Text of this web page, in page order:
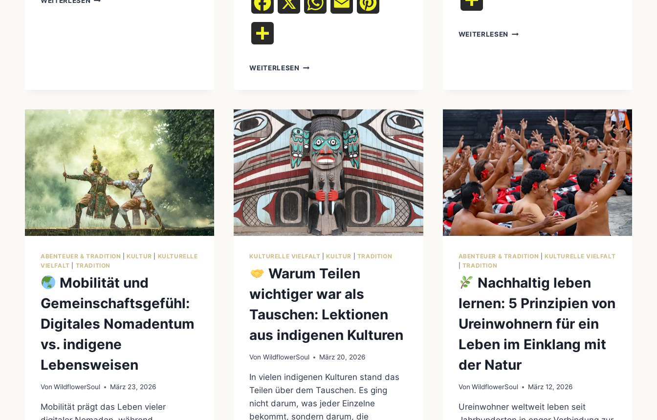
Facebook WhatsAppEmail
WEITERLESEN
INDIGENE
KULTUREN
WEITERLESEN
ABENTEUER & TRADITION |KULTUR
KULTURELLE
VIELFALT
TRADITION
Mobilität und
Gemeinschaftsgefühl:
Digitales Nomadentum
vs. indigene
Lebensweisen
Von WildflowerSoul März 23, 2026
Mobilität prägt das Leben vieler
KULTURELLE VIELFALT |KULTUR TRADITION
Warum Teilen
wichtiger war als
Tauschen: Lektionen
aus indigenen Kulturen
Von WildflowerSoul März 20, 2026
In vielen indigenen Kulturen stand das
Teilen über dem Tauschen. Es ging
nicht darum, was jeder Einzelne
bekommt, sondern darum, die
ABENTEUER & TRADITION
KULTURELLE VIELFALT
TRADITION
Nachhaltig leben
lernen: 5 Prinzipien von
Ureinwohnern für ein
Leben im Einklang mit
der Natur
Von WildflowerSoul März 12, 2026
Ureinwohner weltweit leben seit